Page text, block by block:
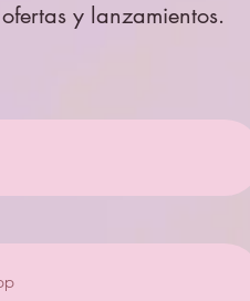
y lanzamientos.